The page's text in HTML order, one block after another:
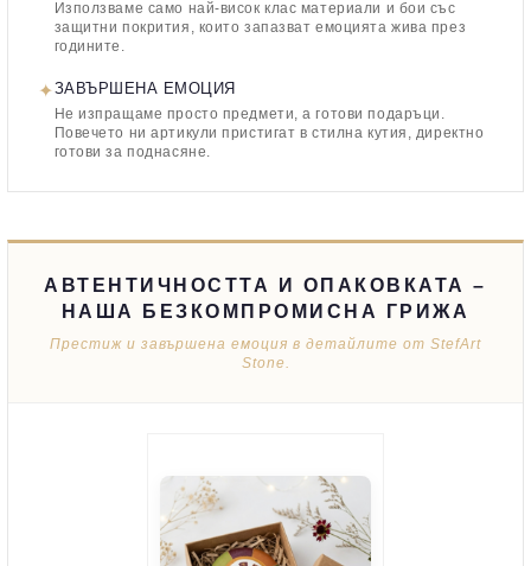
Използваме само най-висок клас материали и бои със
защитни покрития, които запазват емоцията жива през
годините.
✦ЗАВЪРШЕНА ЕМОЦИЯ
Не изпращаме просто предмети, а готови подаръци.
Повечето ни артикули пристигат в стилна кутия, директно
готови за поднасяне.
АВТЕНТИЧНОСТТА И ОПАКОВКАТА –
НАША БЕЗКОМПРОМИСНА ГРИЖА
Престиж и завършена емоция в детайлите от StefArt
Stone.